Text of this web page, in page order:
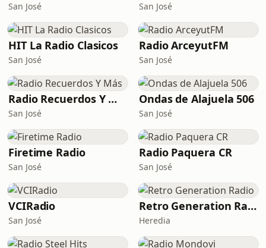
San José San José
HIT La Radio Clasicos
San José
Radio ArceyutFM
San José
Radio Recuerdos Y Más
San José
Ondas de Alajuela 506
San José
Firetime Radio
San José
Radio Paquera CR
San José
VCIRadio
San José
Retro Generation Radio
Heredia